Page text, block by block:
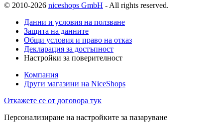
© 2010-2026 niceshops GmbH - All rights reserved.
Данни и условия на ползване
Защита на данните
Общи условия и право на отказ
Декларация за достъпност
Настройки за поверителност
Компания
Други магазини на NiceShops
Откажете се от договора тук
Персонализиране на настройките за пазаруване